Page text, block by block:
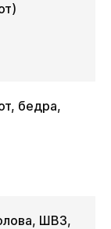
бедра,
ШВЗ,